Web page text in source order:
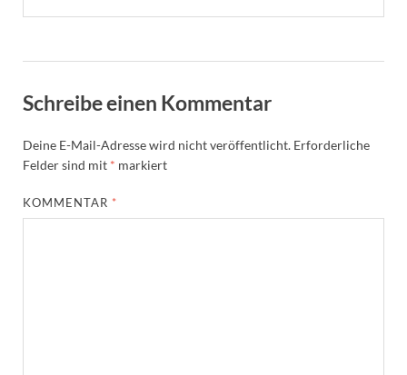
Schreibe einen Kommentar
Deine E-Mail-Adresse wird nicht veröffentlicht. Erforderliche
Felder sind mit * markiert
KOMMENTAR *